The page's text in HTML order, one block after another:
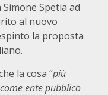
Spetia ad
al nuovo
la proposta
la cosa “più
ente pubblico